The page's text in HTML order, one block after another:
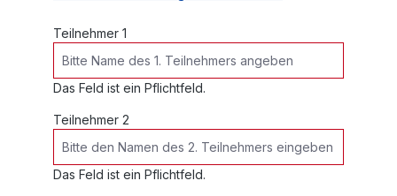
Teilnehmer 1
Das Feld ist ein Pflichtfeld.
Teilnehmer 2
Das Feld ist ein Pflichtfeld.